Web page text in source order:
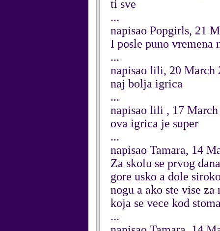
ti sve
...
napisao Popgirls, 21
I posle puno vremena
...
napisao lili, 20 March
naj bolja igrica
...
napisao lili , 17 March
ova igrica je super
...
napisao Tamara, 14
Za skolu se prvog
gore usko a dole
nogu a ako ste vise
koja se vece kod
...